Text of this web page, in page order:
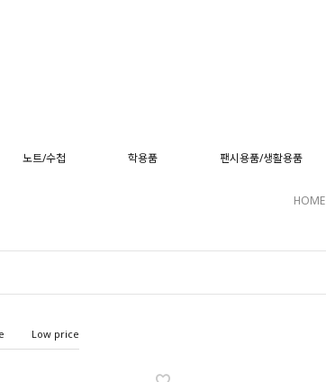
노트/수첩 학용품 팬시용품/생활용품
HOME
Low price